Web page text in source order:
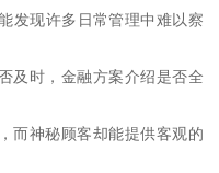
发现许多日常管理中难以察
及时，金融方案介绍是否全
而神秘顾客却能提供客观的